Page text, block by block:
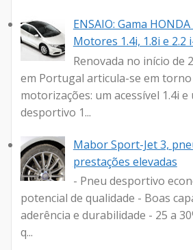
ENSAIO: Gama
Motores 1.4i, 1.8i e 2.2
Renovada no início de
em Portugal articula-se em
motorizações: um acessível 1.4i e
desportivo 1...
Mabor Sport-Jet 3,
prestações elevadas
- Pneu desportivo
potencial de qualidade - Boas
aderência e durabilidade - 25 a
q...